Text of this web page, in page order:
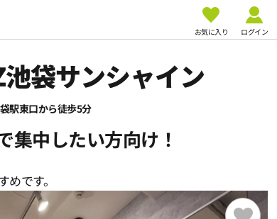
お気に入り ログイン
袋サンシャイン
駅東口から徒歩5分
集中したい方向け！
です。